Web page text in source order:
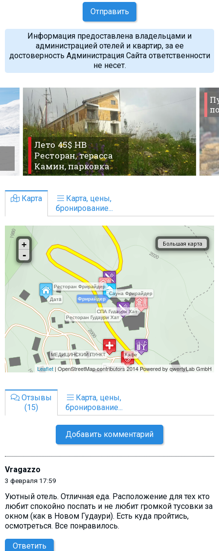
Отправить
Информация предоставлена владельцами и
администрацией отелей и квартир, за ее
достоверность Администрация Сайта ответственности
не несет.
Лето 45$ HB
Ресторан, терасса
Камин, парковка
Карта
Карта, цены,
бронирование...
Отзывы
(15)
Карта, цены,
бронирование...
Добавить комментарий
Vragazzo
3 февраля 17:59
Уютный отель. Отличная еда. Расположение для тех кто
любит спокойно поспать и не любит громкой тусовки за
окном (как в Новом Гудаури). Есть куда пройтись,
осмотреться. Все понравилось.
Ответить